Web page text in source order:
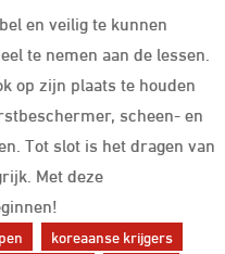
en veilig te kunnen
te nemen aan de lessen.
op zijn plaats te houden
scheen- en
Tot slot is het dragen van
Met deze
koreaanse krijgers